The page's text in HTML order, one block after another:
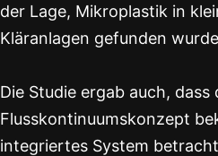
der Lage, Mikroplastik in
Kläranlagen gefunden
Die Studie ergab auch,
Flusskontinuumskonzept
integriertes System